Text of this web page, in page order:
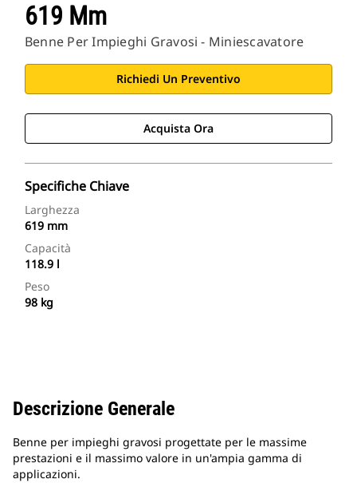
619 Mm
Benne Per Impieghi Gravosi - Miniescavatore
Richiedi Un Preventivo
Acquista Ora
Specifiche Chiave
Larghezza
619 mm
Capacità
118.9 l
Peso
98 kg
Descrizione Generale
Benne per impieghi gravosi progettate per le massime
prestazioni e il massimo valore in un'ampia gamma di
applicazioni.